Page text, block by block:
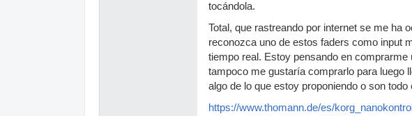
tocándola.
Total, que rastreando por internet se me ha
reconozca uno de estos faders como input
tiempo real. Estoy pensando en
tampoco me gustaría comprarlo para luego
algo de lo que estoy proponiendo o son todo
https://www.thomann.de/es/